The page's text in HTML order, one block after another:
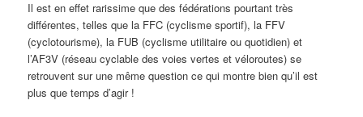
Il est en effet rarissime que des fédérations pourtant très
différentes, telles que la FFC (cyclisme sportif), la FFV
(cyclotourisme), la FUB (cyclisme utilitaire ou quotidien) et
l’AF3V (réseau cyclable des voies vertes et véloroutes) se
retrouvent sur une même question ce qui montre bien qu’il est
plus que temps d’agir !